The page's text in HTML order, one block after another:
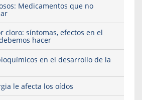
Medicamentos que no
cloro: síntomas, efectos en el
hacer
en el desarrollo de la
le afecta los oídos